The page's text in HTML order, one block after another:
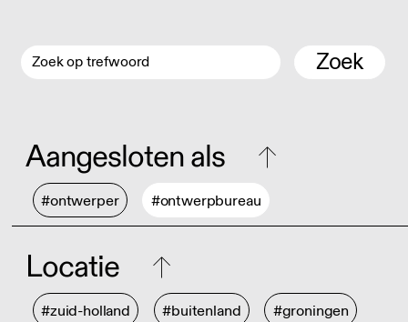
Zoek
Aangesloten als
#ontwerper #ontwerpbureau
Locatie
#zuid-holland #buitenland #groningen